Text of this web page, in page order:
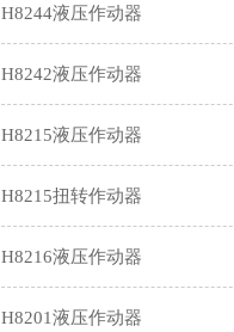
H8244液压作动器
H8242液压作动器
H8215液压作动器
H8215扭转作动器
H8216液压作动器
H8201液压作动器